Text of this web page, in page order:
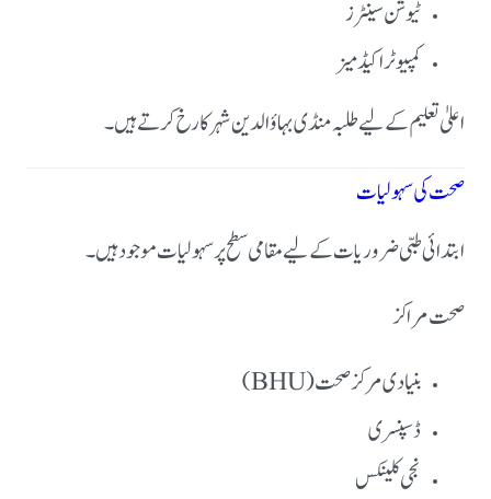
ٹیوشن سینٹرز
کمپیوٹر اکیڈمیز
اعلیٰ تعلیم کے لیے طلبہ منڈی بہاؤالدین شہر کا رخ کرتے ہیں۔
صحت کی سہولیات
ابتدائی طبی ضروریات کے لیے مقامی سطح پر سہولیات موجود ہیں۔
صحت مراکز
بنیادی مرکز صحت (BHU)
ڈسپنسری
نجی کلینکس